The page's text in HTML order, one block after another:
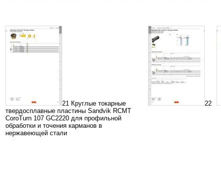
21 Круглые токарные
твердосплавные пластины Sandvik RCMT
CoroTurn 107 GC2220 для профильной
обработки и точения карманов в
нержавеющей стали
22